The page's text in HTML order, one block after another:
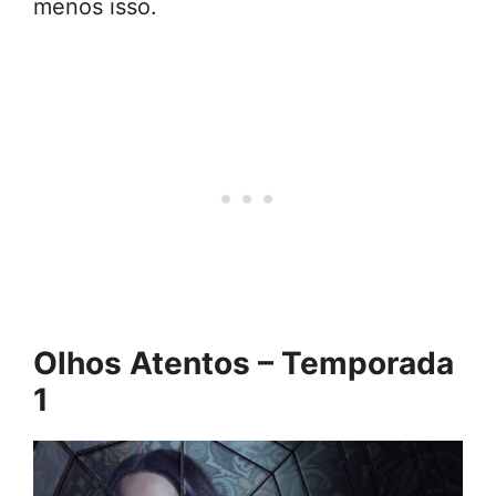
menos isso.
Olhos Atentos – Temporada
1